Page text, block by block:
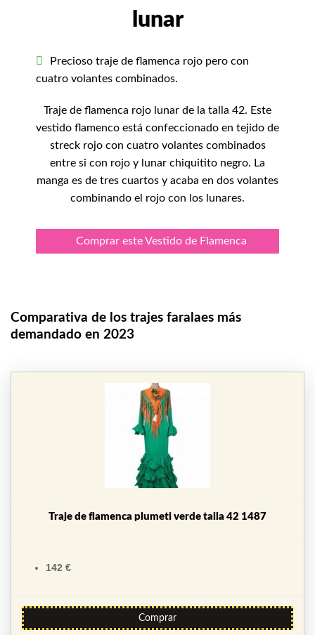
lunar
Precioso traje de flamenca rojo pero con
cuatro volantes combinados.
Traje de flamenca rojo lunar de la talla 42. Este
vestido flamenco está confeccionado en tejido de
streck rojo con cuatro volantes combinados
entre si con rojo y lunar chiquitito negro. La
manga es de tres cuartos y acaba en dos volantes
combinando el rojo con los lunares.
Comprar este Vestido de Flamenca
Comparativa de los trajes faralaes más
demandado en 2023
Traje de flamenca plumeti verde talla 42 1487
142 €
Comprar